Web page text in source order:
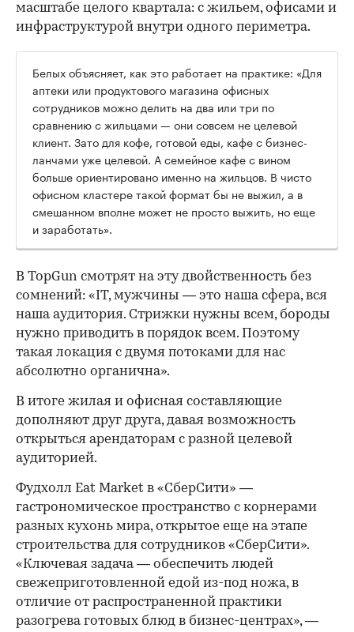
масштабе целого квартала: с жильем, офисами и
инфраструктурой внутри одного периметра.
Белых объясняет, как это работает на практике: «Для
аптеки или продуктового магазина офисных
сотрудников можно делить на два или три по
сравнению с жильцами — они совсем не целевой
клиент. Зато для кофе, готовой еды, кафе с бизнес-
ланчами уже целевой. А семейное кафе с вином
больше ориентировано именно на жильцов. В чисто
офисном кластере такой формат бы не выжил, а в
смешанном вполне может не просто выжить, но еще
и заработать».
В TopGun смотрят на эту двойственность без
сомнений: «IT, мужчины — это наша сфера, вся
наша аудитория. Стрижки нужны всем, бороды
нужно приводить в порядок всем. Поэтому
такая локация с двумя потоками для нас
абсолютно органична».
В итоге жилая и офисная составляющие
дополняют друг друга, давая возможность
открыться арендаторам с разной целевой
аудиторией.
Фудхолл Eat Market в «СберСити» —
гастрономическое пространство с корнерами
разных кухонь мира, открытое еще на этапе
строительства для сотрудников «СберСити».
«Ключевая задача — обеспечить людей
свежеприготовленной едой из-под ножа, в
отличие от распространенной практики
разогрева готовых блюд в бизнес-центрах», —